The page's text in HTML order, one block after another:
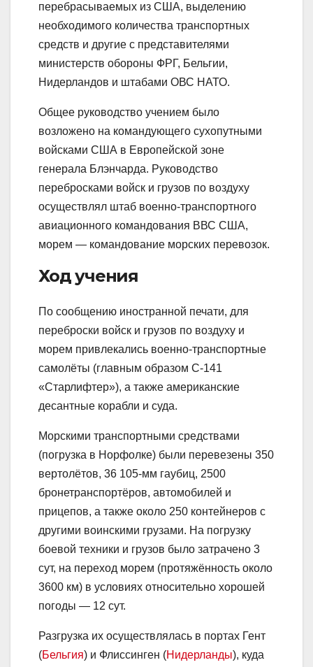
перебрасываемых из США, выделению
необходимого количества транспортных
средств и другие с представителями
министерств обороны ФРГ, Бельгии,
Нидерландов и штабами ОВС НАТО.
Общее руководство учением было
возложено на командующего сухопутными
войсками США в Европейской зоне
генерала Блэнчарда. Руководство
перебросками войск и грузов по воздуху
осуществлял штаб военно-транспортного
авиационного командования ВВС США,
морем — командование морских перевозок.
Ход учения
По сообщению иностранной печати, для
переброски войск и грузов по воздуху и
морем привлекались военно-транспортные
самолёты (главным образом С-141
«Старлифтер»), а также американские
десантные корабли и суда.
Морскими транспортными средствами
(погрузка в Норфолке) были перевезены 350
вертолётов, 36 105-мм гаубиц, 2500
бронетранспортёров, автомобилей и
прицепов, а также около 250 контейнеров с
другими воинскими грузами. На погрузку
боевой техники и грузов было затрачено 3
сут, на переход морем (протяжённость около
3600 км) в условиях относительно хорошей
погоды — 12 сут.
Разгрузка их осуществлялась в портах Гент
(Бельгия) и Флиссинген (Нидерланды), куда